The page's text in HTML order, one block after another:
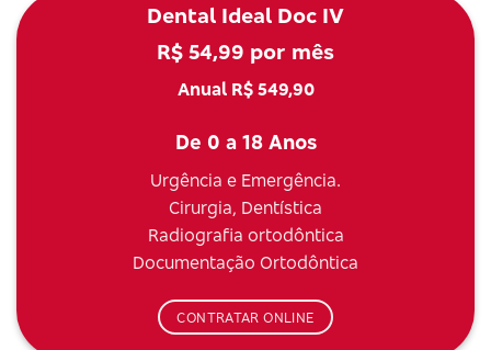
Dental Ideal Doc IV
R$ 54,99 por mês
Anual R$ 549,90
De 0 a 18 Anos
Urgência e Emergência.
Cirurgia, Dentística
Radiografia ortodôntica
Documentação Ortodôntica
CONTRATAR ONLINE